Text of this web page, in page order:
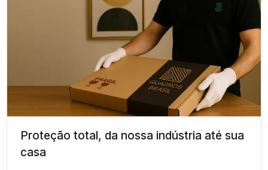
Proteção total, da nossa indústria até sua
casa